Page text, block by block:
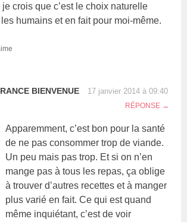
je crois que c’est le choix naturelle
humains et en fait pour moi-même.
BIENVENUE 17 janvier 2014 à 09:40
RÉPONSE
Apparemment, c’est bon pour la santé
de ne pas consommer trop de viande.
Un peu mais pas trop. Et si on n’en
mange pas à tous les repas, ça oblige
à trouver d’autres recettes et à manger
plus varié en fait. Ce qui est quand
même inquiétant, c’est de voir